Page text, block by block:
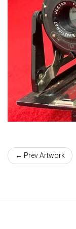
← Prev Artwork